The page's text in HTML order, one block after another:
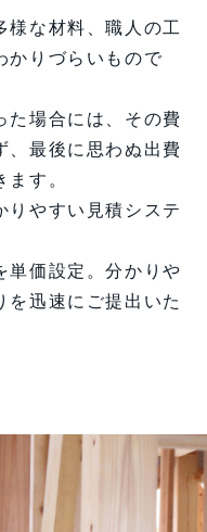
様な材料、職人の工
かりづらいもので
た場合には、その費
、最後に思わぬ出費
す。
りやすい見積システ
単価設定。分かりや
を迅速にご提出いた